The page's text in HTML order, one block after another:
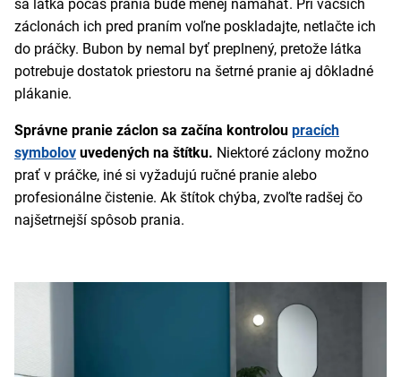
sa látka počas prania bude menej namáhať. Pri väčších
záclonách ich pred praním voľne poskladajte, netlačte ich
do práčky. Bubon by nemal byť preplnený, pretože látka
potrebuje dostatok priestoru na šetrné pranie aj dôkladné
plákanie.
Správne pranie záclon sa začína kontrolou pracích
symbolov uvedených na štítku. Niektoré záclony možno
prať v práčke, iné si vyžadujú ručné pranie alebo
profesionálne čistenie. Ak štítok chýba, zvoľte radšej čo
najšetrnejší spôsob prania.